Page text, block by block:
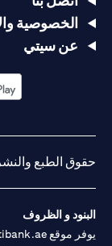
الخصوصية
عن سيتي
حقوق الطبع والنشر محفوظة
البنود و الظروف